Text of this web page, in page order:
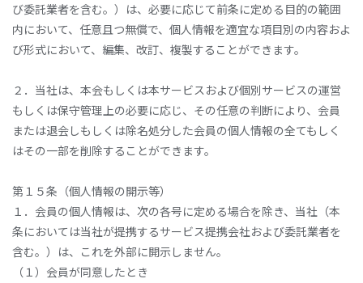
び委託業者を含む。）は、必要に応じて前条に定める目的の範囲
内において、任意且つ無償で、個人情報を適宜な項目別の内容およ
び形式において、編集、改訂、複製することができます。
２．当社は、本会もしくは本サービスおよび個別サービスの運営
もしくは保守管理上の必要に応じ、その任意の判断により、会員
または退会しもしくは除名処分した会員の個人情報の全てもしく
はその一部を削除することができます。
第１５条（個人情報の開示等）
１．会員の個人情報は、次の各号に定める場合を除き、当社（本
条においては当社が提携するサービス提携会社および委託業者を
含む。）は、これを外部に開示しません。
（１）会員が同意したとき